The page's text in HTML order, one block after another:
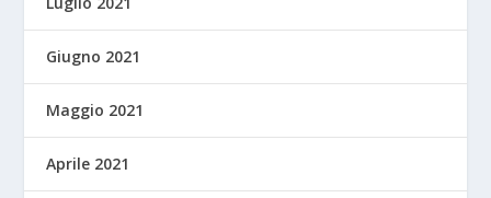
Giugno 2021
Maggio 2021
Aprile 2021